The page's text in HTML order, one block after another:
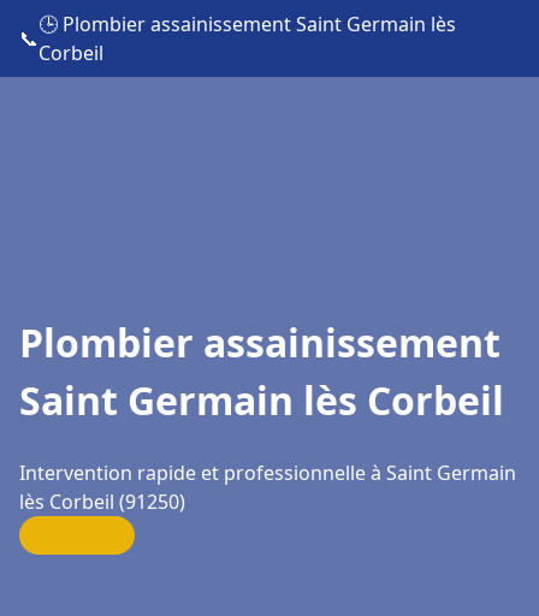
📞
🕒 Plombier assainissement Saint Germain lès
Corbeil
Plombier assainissement
Saint Germain lès Corbeil
Intervention rapide et professionnelle à Saint Germain
lès Corbeil (91250)